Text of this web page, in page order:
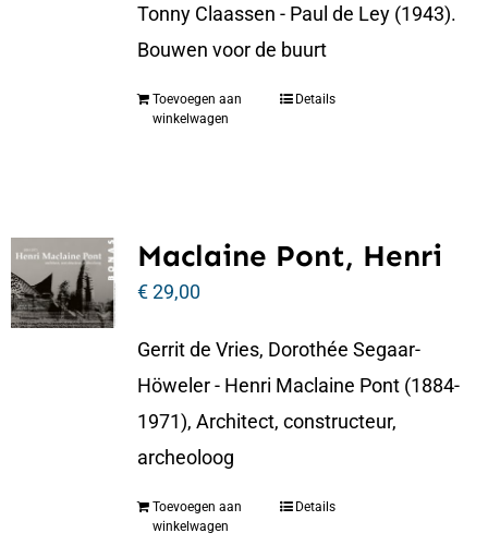
Tonny Claassen - Paul de Ley (1943).
Bouwen voor de buurt
Toevoegen aan
winkelwagen
Details
Maclaine Pont, Henri
€29,00
Gerrit de Vries, Dorothée Segaar-
Höweler - Henri Maclaine Pont (1884-
1971), Architect, constructeur,
archeoloog
Toevoegen aan
winkelwagen
Details